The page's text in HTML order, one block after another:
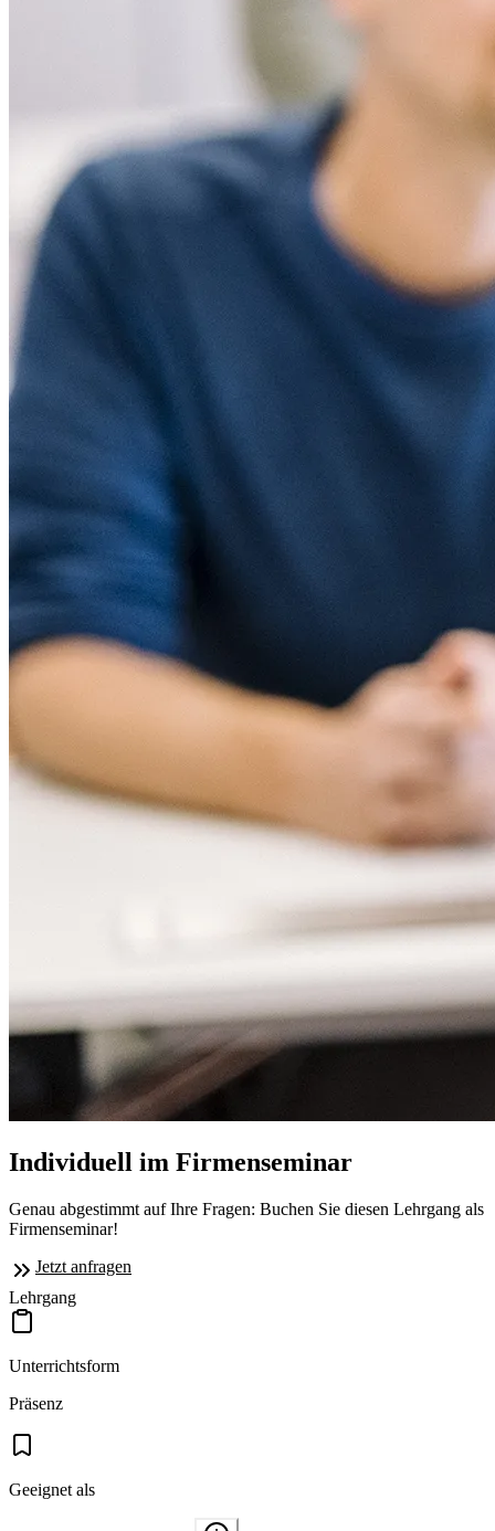
Individuell im Firmenseminar
Genau abgestimmt auf Ihre Fragen: Buchen Sie diesen Lehrgang als
Firmenseminar!
Jetzt anfragen
Lehrgang
Unterrichtsform
Präsenz
Geeignet als